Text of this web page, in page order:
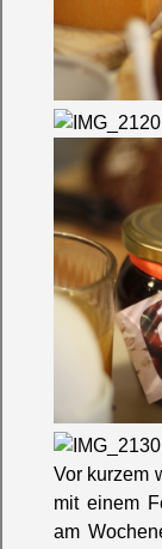
Vor kurzem
mit einem
am